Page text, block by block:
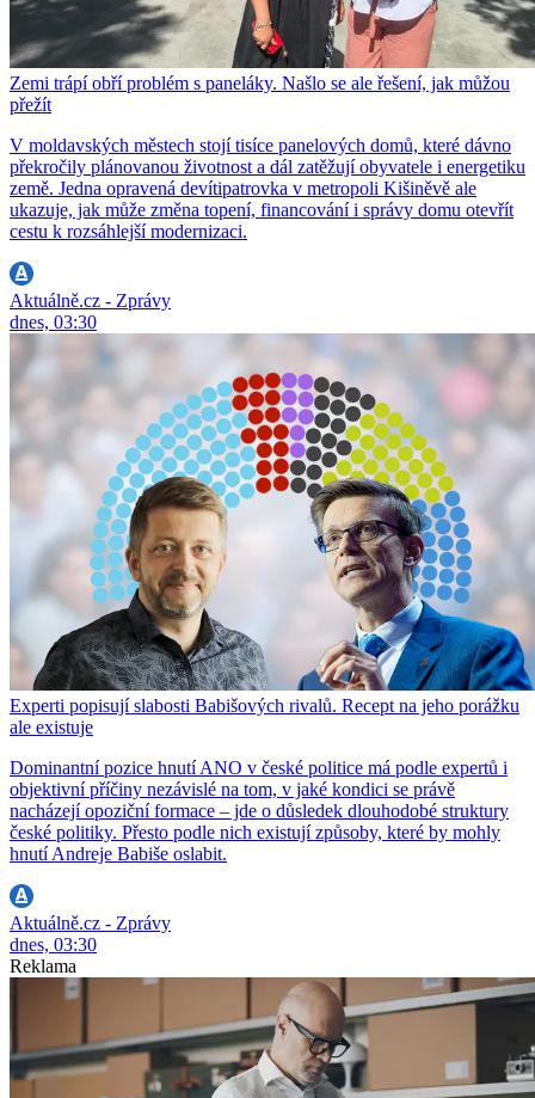
Zemi trápí obří problém s paneláky. Našlo se ale řešení, jak můžou
přežít
V moldavských městech stojí tisíce panelových domů, které dávno
překročily plánovanou životnost a dál zatěžují obyvatele i energetiku
země. Jedna opravená devítipatrovka v metropoli Kišiněvě ale
ukazuje, jak může změna topení, financování i správy domu otevřít
cestu k rozsáhlejší modernizaci.
Aktuálně.cz - Zprávy
dnes, 03:30
Experti popisují slabosti Babišových rivalů. Recept na jeho porážku
ale existuje
Dominantní pozice hnutí ANO v české politice má podle expertů i
objektivní příčiny nezávislé na tom, v jaké kondici se právě
nacházejí opoziční formace – jde o důsledek dlouhodobé struktury
české politiky. Přesto podle nich existují způsoby, které by mohly
hnutí Andreje Babiše oslabit.
Aktuálně.cz - Zprávy
dnes, 03:30
Reklama